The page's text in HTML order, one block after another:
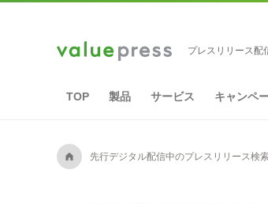
プレスリリース配
TOP 製品 サービス キャンペ
A 先行デジタル配信中のプレスリリース検